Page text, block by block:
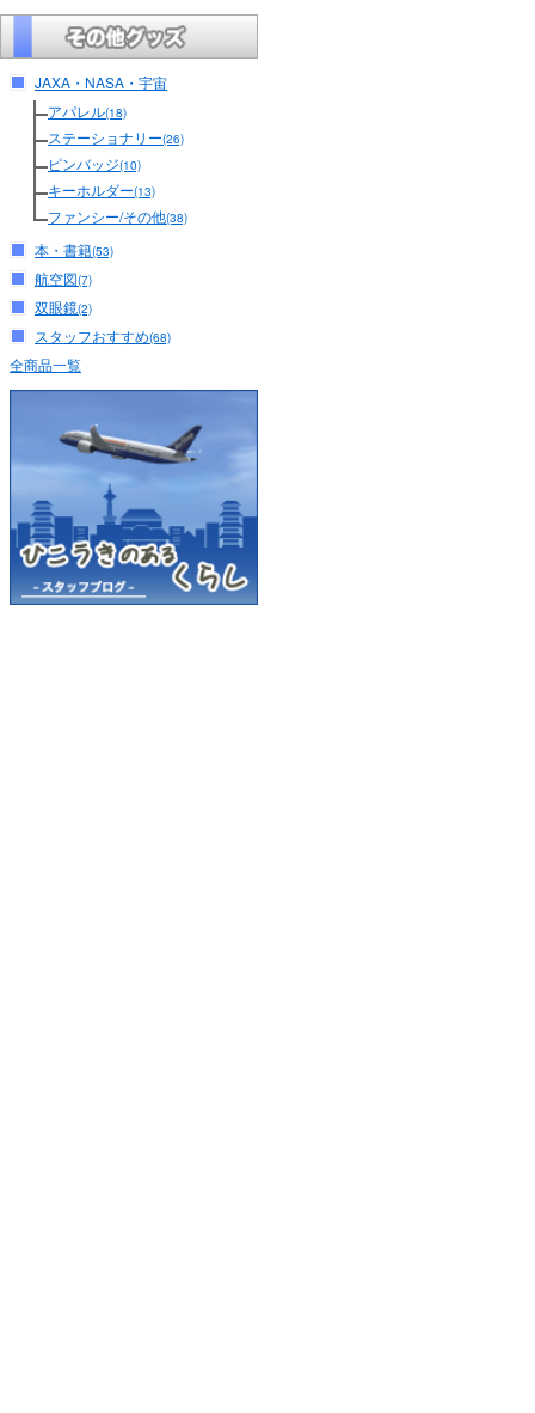
JAXA・NASA・宇宙
アパレル(18)
ステーショナリー(26)
ピンバッジ(10)
キーホルダー(13)
ファンシー/その他(38)
本・書籍(53)
航空図(7)
双眼鏡(2)
スタッフおすすめ(68)
全商品一覧